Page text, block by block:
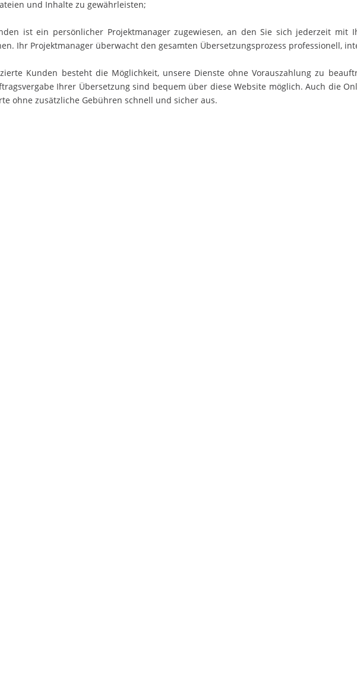
und Inhalte zu gewährleisten;
ist ein persönlicher Projektmanager zugewiesen, an den Sie sich jederzeit mit
Ihr Projektmanager überwacht den gesamten Übersetzungsprozess professionell,
Kunden besteht die Möglichkeit, unsere Dienste ohne Vorauszahlung zu
Ihrer Übersetzung sind bequem über diese Website möglich. Auch die
ohne zusätzliche Gebühren schnell und sicher aus.